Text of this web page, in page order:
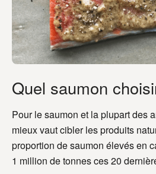
Quel saumon
Pour le saumon et la plupart des
mieux vaut cibler les produits
proportion de saumon élevés en
1 million de tonnes ces 20